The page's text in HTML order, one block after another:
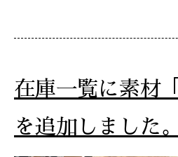
在庫一覧に素材
を追加しました。